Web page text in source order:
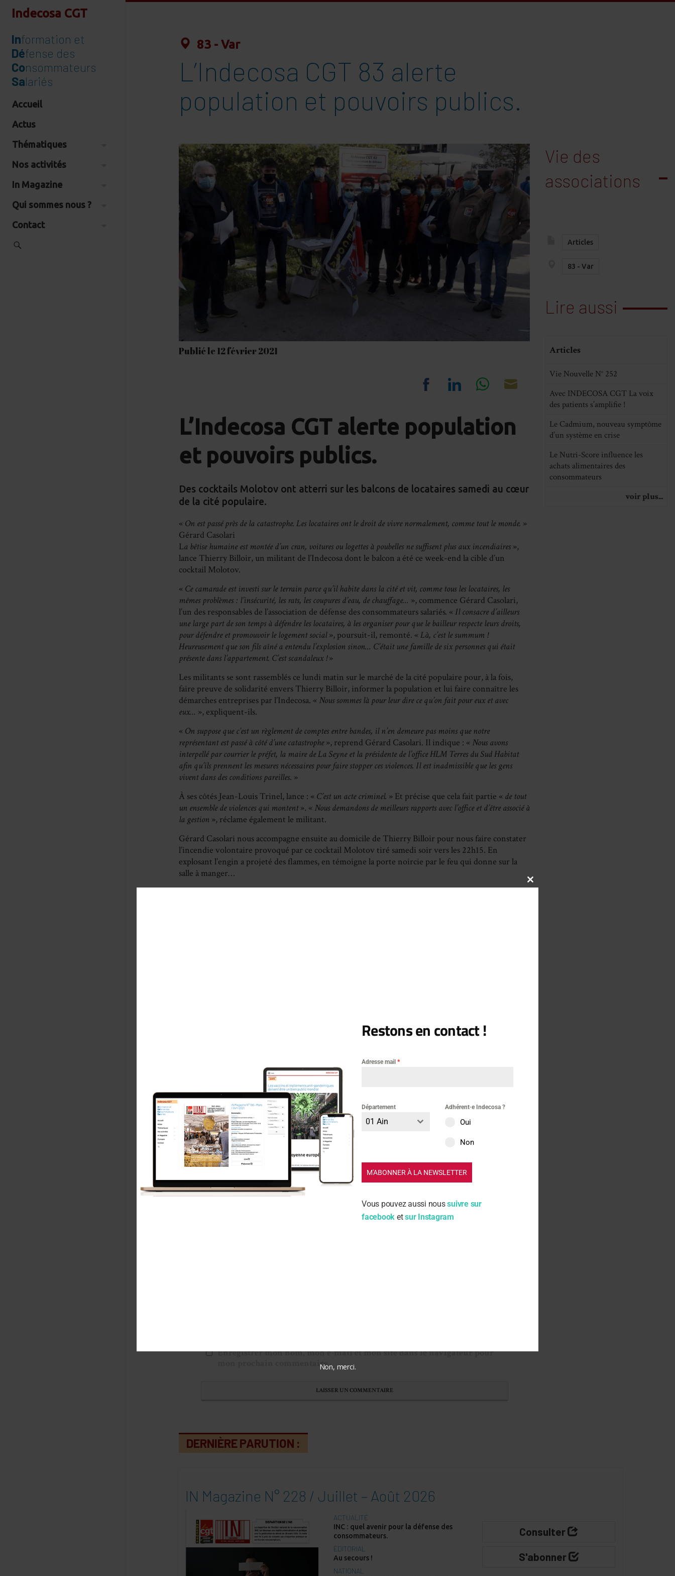
Indecosa CGT
Information et
Défense des
Consommateurs
Salariés
Accueil
Actus
Thématiques
Nos activités
In Magazine
Qui sommes nous ?
Contact
83 - Var
L’Indecosa CGT 83 alerte
population et pouvoirs publics.
Publié le 12 février 2021
Facebook
on
LinkedIn
on
WhatsApp
L’Indecosa CGT alerte population
et pouvoirs publics.
Des cocktails Molotov ont atterri sur les balcons de locataires samedi au cœur
de la cité populaire.
« On est passé près de la catastrophe. Les locataires ont le droit de vivre normalement, comme tout le monde. »
Gérard Casolari
La bêtise humaine est montée d’un cran, voitures ou logettes à poubelles ne suffisent plus aux incendiaires»,
lance Thierry Billoir, un militant de l’Indecosa dont le balcon a été ce week-end la cible d’un
cocktail Molotov.
« Ce camarade est investi sur le terrain parce qu’il habite dans la cité et vit, comme tous les locataires, les
mêmes problèmes : l’insécurité, les rats, les coupures d’eau, de chauffage… », commence Gérard Casolari,
l’un des responsables de l’association de défense des consommateurs salariés. « Il consacre d’ailleurs
une large part de son temps à défendre les locataires, à les organiser pour que le bailleur respecte leurs droits,
pour défendre et promouvoir le logement social», poursuit-il, remonté. «Là, c’est le summum !
Heureusement que son fils aîné a entendu l’explosion sinon… C’était une famille de six personnes qui était
présente dans l’appartement. C’est scandaleux !»
Les militants se sont rassemblés ce lundi matin sur le marché de la cité populaire pour, à la fois,
faire preuve de solidarité envers Thierry Billoir, informer la population et lui faire connaître les
démarches entreprises par l’Indecosa. « Nous sommes là pour leur dire ce qu’on fait pour eux et avec
eux… », expliquent-ils.
« On suppose que c’est un règlement de comptes entre bandes, il n’en demeure pas moins que notre
représentant est passé à côté d’une catastrophe», reprend Gérard Casolari. Il indique : « Nous avons
interpellé par courrier le préfet, la maire de La Seyne et la présidente de l’office HLM Terres du Sud Habitat
afin qu’ils prennent les mesures nécessaires pour faire stopper ces violences. Il est inadmissible que les gens
vivent dans des conditions pareilles. »
À ses côtés Jean-Louis Trinel, lance : « C’est un acte criminel. » Et précise que cela fait partie « de tout
un ensemble de violences qui montent ». « Nous demandons de meilleurs rapports avec l’office et d’être associé à
la gestion », réclame également le militant.
Gérard Casolari nous accompagne ensuite au domicile de Thierry Billoir pour nous faire constater
l’incendie volontaire provoqué par ce cocktail Molotov tiré samedi soir vers les 22h15. En
explosant l’engin a projeté des flammes, en témoigne la porte noircie par le feu qui donne sur la
salle à manger…
Vie des
associations
Articles
83 - Var
Lire aussi
Articles
Vie Nouvelle N° 252
Avec INDECOSA CGT La voix
des patients s’amplifie !
Le Cadmium, nouveau symptôme
d’un système en crise
Le Nutri-Score influence les
achats alimentaires des
consommateurs
voir plus...
Laisser un commentaire
Commentaire
Enregistrer mon nom, mon e-mail et mon site dans le navigateur pour
mon prochain commentaire.
DERNIÈRE PARUTION :
IN Magazine N° 228 / Juillet – Août 2026
ACTUALITÉ
INC : quel avenir pour la défense des
consommateurs.
ÉDITORIAL
Au secours !
NATIONAL
Consulter
S'abonner
Restons en contact !
Adresse mail *
Département
01 Ain
Adhérent·e Indecosa ?
Oui
Non
M'ABONNER À LA NEWSLETTER
Vous pouvez aussi noussuivre sur
facebook etsur Instagram
Non, merci.